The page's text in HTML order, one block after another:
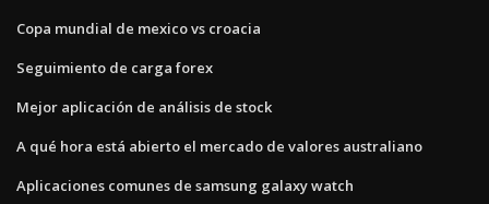
Copa mundial de mexico vs croacia
Seguimiento de carga forex
Mejor aplicación de análisis de stock
A qué hora está abierto el mercado de valores australiano
Aplicaciones comunes de samsung galaxy watch